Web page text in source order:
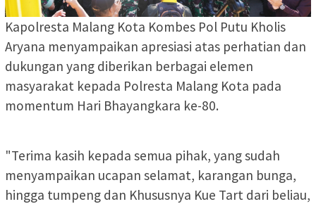
Kapolresta Malang Kota Kombes Pol Putu Kholis
Aryana menyampaikan apresiasi atas perhatian dan
dukungan yang diberikan berbagai elemen
masyarakat kepada Polresta Malang Kota pada
momentum Hari Bhayangkara ke-80.
"Terima kasih kepada semua pihak, yang sudah
menyampaikan ucapan selamat, karangan bunga,
hingga tumpeng dan Khususnya Kue Tart dari beliau,